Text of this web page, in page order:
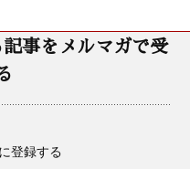
事をメルマガで受
登録する